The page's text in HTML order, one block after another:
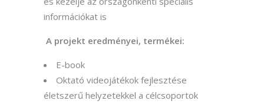
információkat is
A projekt eredményei, termékei:
E-book
Oktató videojátékok fejlesztése
életszerű helyzetekkel a célcsoportok